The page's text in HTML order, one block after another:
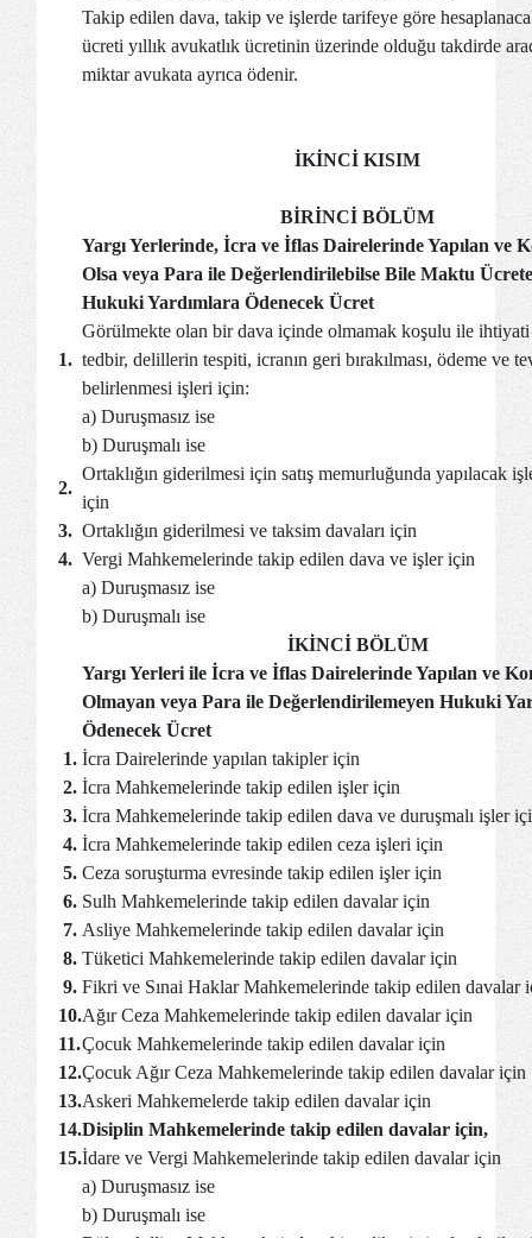
Takip edilen dava, takip ve işlerde tarifeye göre
ücreti yıllık avukatlık ücretinin üzerinde olduğu takdirde
miktar avukata ayrıca ödenir.
İKİNCİ KISIM
BİRİNCİ BÖLÜM
Yargı Yerlerinde, İcra ve İflas Dairelerinde Yapılan ve
Olsa veya Para ile Değerlendirilebilse Bile Maktu
Hukuki Yardımlara Ödenecek Ücret
1.
Görülmekte olan bir dava içinde olmamak koşulu ile
tedbir, delillerin tespiti, icranın geri bırakılması, ödeme ve
belirlenmesi işleri için:
a) Duruşmasız ise
b) Duruşmalı ise
2.
Ortaklığın giderilmesi için satış memurluğunda yapılacak
için
3. Ortaklığın giderilmesi ve taksim davaları için
4. Vergi Mahkemelerinde takip edilen dava ve işler için
a) Duruşmasız ise
b) Duruşmalı ise
İKİNCİ BÖLÜM
Yargı Yerleri ile İcra ve İflas Dairelerinde Yapılan ve
Olmayan veya Para ile Değerlendirilemeyen Hukuki
Ödenecek Ücret
1. İcra Dairelerinde yapılan takipler için
2. İcra Mahkemelerinde takip edilen işler için
3. İcra Mahkemelerinde takip edilen dava ve duruşmalı işler
4. İcra Mahkemelerinde takip edilen ceza işleri için
5. Ceza soruşturma evresinde takip edilen işler için
6. Sulh Mahkemelerinde takip edilen davalar için
7. Asliye Mahkemelerinde takip edilen davalar için
8. Tüketici Mahkemelerinde takip edilen davalar için
9. Fikri ve Sınai Haklar Mahkemelerinde takip edilen davalar
10.Ağır Ceza Mahkemelerinde takip edilen davalar için
11.Çocuk Mahkemelerinde takip edilen davalar için
12.Çocuk Ağır Ceza Mahkemelerinde takip edilen davalar
13.Askeri Mahkemelerde takip edilen davalar için
14.Disiplin Mahkemelerinde takip edilen davalar için,
15.İdare ve Vergi Mahkemelerinde takip edilen davalar için
a) Duruşmasız ise
b) Duruşmalı ise